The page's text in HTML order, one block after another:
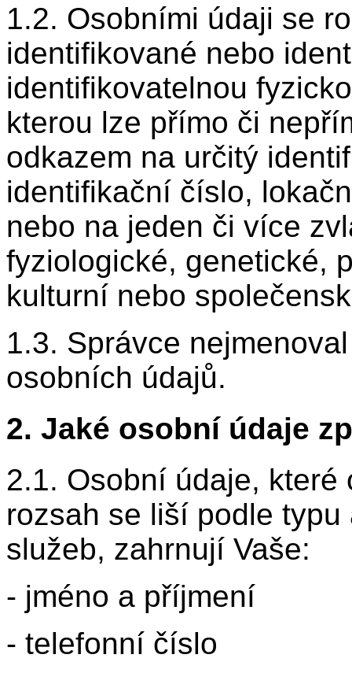
1.2. Osobními údaji se
identifikované nebo
identifikovatelnou
kterou lze přímo či
odkazem na určitý
identifikační číslo,
nebo na jeden či více
fyziologické, genetické,
kulturní nebo
1.3. Správce
osobních údajů.
2. Jaké osobní údaje
2.1. Osobní údaje,
rozsah se liší podle
služeb, zahrnují Vaše:
- jméno a příjmení
- telefonní číslo